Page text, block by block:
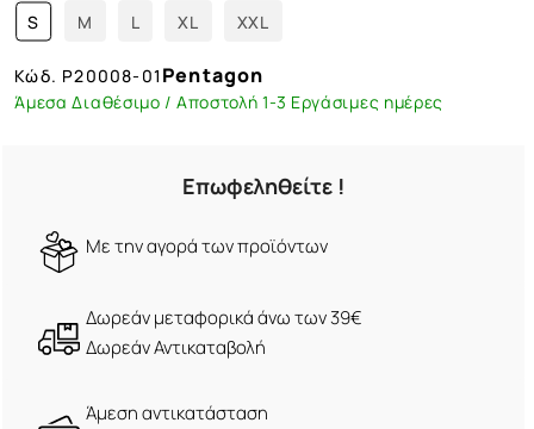
S
M L XL XXL
Κώδ. P20008-01 Pentagon
Άμεσα Διαθέσιμο / Αποστολή 1-3 Εργάσιμες ημέρες
Επωφεληθείτε !
Mε την αγορά των προϊόντων
Δωρεάν μεταφορικά άνω των 39€
Δωρεάν Αντικαταβολή
Άμεση αντικατάσταση